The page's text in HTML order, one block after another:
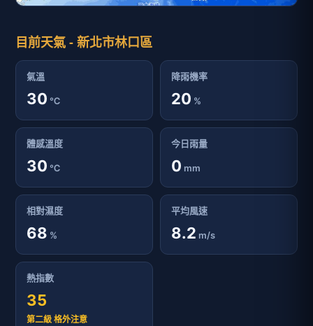
目前天氣 - 新北市林口區
氣溫
30 ℃
降雨機率
20 %
體感溫度
30 ℃
今日雨量
0 mm
相對濕度
68 %
平均風速
8.2 m/s
熱指數
35
第二級 格外注意